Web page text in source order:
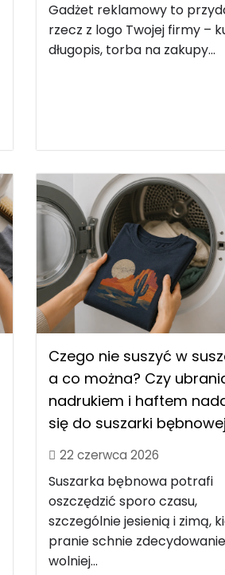
Gadżet reklamowy to
rzecz z logo Twojej firmy –
długopis, torba na zakupy...
Czego nie suszyć w
a co można? Czy
nadrukiem i haftem
się do suszarki
22 czerwca 2026
Suszarka bębnowa potrafi
oszczędzić sporo czasu,
szczególnie jesienią i zimą,
pranie schnie zdecydowanie
wolniej...